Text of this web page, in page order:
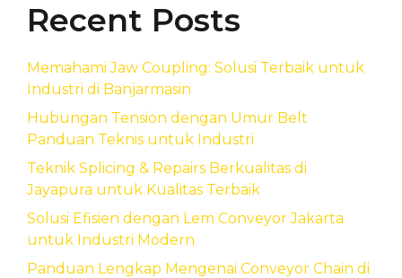
Recent Posts
Memahami Jaw Coupling: Solusi Terbaik untuk
Industri di Banjarmasin
Hubungan Tension dengan Umur Belt
Panduan Teknis untuk Industri
Teknik Splicing & Repairs Berkualitas di
Jayapura untuk Kualitas Terbaik
Solusi Efisien dengan Lem Conveyor Jakarta
untuk Industri Modern
Panduan Lengkap Mengenai Conveyor Chain di